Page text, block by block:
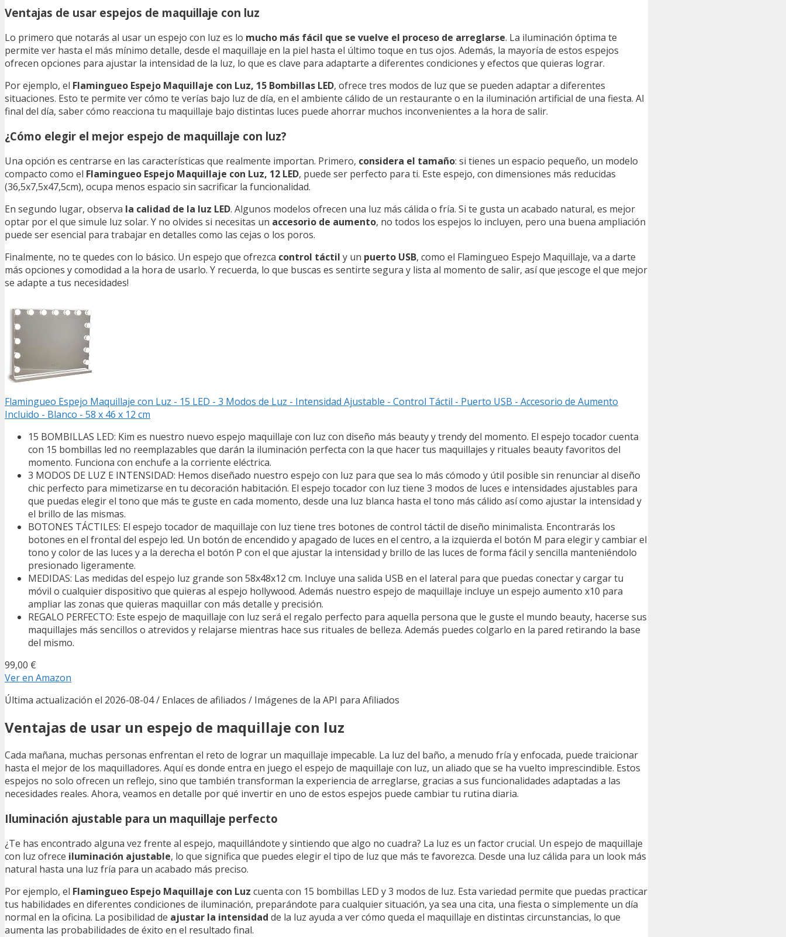
Ventajas de usar espejos de maquillaje con luz
Lo primero que notarás al usar un espejo con luz es lo mucho más fácil que se vuelve el proceso de arreglarse. La iluminación óptima te
permite ver hasta el más mínimo detalle, desde el maquillaje en la piel hasta el último toque en tus ojos. Además, la mayoría de estos espejos
ofrecen opciones para ajustar la intensidad de la luz, lo que es clave para adaptarte a diferentes condiciones y efectos que quieras lograr.
Por ejemplo, el Flamingueo Espejo Maquillaje con Luz, 15 Bombillas LED, ofrece tres modos de luz que se pueden adaptar a diferentes
situaciones. Esto te permite ver cómo te verías bajo luz de día, en el ambiente cálido de un restaurante o en la iluminación artificial de una fiesta. Al
final del día, saber cómo reacciona tu maquillaje bajo distintas luces puede ahorrar muchos inconvenientes a la hora de salir.
¿Cómo elegir el mejor espejo de maquillaje con luz?
Una opción es centrarse en las características que realmente importan. Primero, considera el tamaño: si tienes un espacio pequeño, un modelo
compacto como el Flamingueo Espejo Maquillaje con Luz, 12 LED, puede ser perfecto para ti. Este espejo, con dimensiones más reducidas
(36,5x7,5x47,5cm), ocupa menos espacio sin sacrificar la funcionalidad.
En segundo lugar, observa la calidad de la luz LED. Algunos modelos ofrecen una luz más cálida o fría. Si te gusta un acabado natural, es mejor
optar por el que simule luz solar. Y no olvides si necesitas un accesorio de aumento, no todos los espejos lo incluyen, pero una buena ampliación
puede ser esencial para trabajar en detalles como las cejas o los poros.
Finalmente, no te quedes con lo básico. Un espejo que ofrezca control táctil y un puerto USB, como el Flamingueo Espejo Maquillaje, va a darte
más opciones y comodidad a la hora de usarlo. Y recuerda, lo que buscas es sentirte segura y lista al momento de salir, así que ¡escoge el que mejor
se adapte a tus necesidades!
Flamingueo Espejo Maquillaje con Luz - 15 LED - 3 Modos de Luz - Intensidad Ajustable - Control Táctil - Puerto USB - Accesorio de Aumento
Incluido - Blanco - 58 x 46 x 12 cm
15 BOMBILLAS LED: Kim es nuestro nuevo espejo maquillaje con luz con diseño más beauty y trendy del momento. El espejo tocador cuenta
con 15 bombillas led no reemplazables que darán la iluminación perfecta con la que hacer tus maquillajes y rituales beauty favoritos del
momento. Funciona con enchufe a la corriente eléctrica.
3 MODOS DE LUZ E INTENSIDAD: Hemos diseñado nuestro espejo con luz para que sea lo más cómodo y útil posible sin renunciar al diseño
chic perfecto para mimetizarse en tu decoración habitación. El espejo tocador con luz tiene 3 modos de luces e intensidades ajustables para
que puedas elegir el tono que más te guste en cada momento, desde una luz blanca hasta el tono más cálido así como ajustar la intensidad y
el brillo de las mismas.
BOTONES TÁCTILES: El espejo tocador de maquillaje con luz tiene tres botones de control táctil de diseño minimalista. Encontrarás los
botones en el frontal del espejo led. Un botón de encendido y apagado de luces en el centro, a la izquierda el botón M para elegir y cambiar el
tono y color de las luces y a la derecha el botón P con el que ajustar la intensidad y brillo de las luces de forma fácil y sencilla manteniéndolo
presionado ligeramente.
MEDIDAS: Las medidas del espejo luz grande son 58x48x12 cm. Incluye una salida USB en el lateral para que puedas conectar y cargar tu
móvil o cualquier dispositivo que quieras al espejo hollywood. Además nuestro espejo de maquillaje incluye un espejo aumento x10 para
ampliar las zonas que quieras maquillar con más detalle y precisión.
REGALO PERFECTO: Este espejo de maquillaje con luz será el regalo perfecto para aquella persona que le guste el mundo beauty, hacerse sus
maquillajes más sencillos o atrevidos y relajarse mientras hace sus rituales de belleza. Además puedes colgarlo en la pared retirando la base
del mismo.
99,00 €
Ver en Amazon
Última actualización el 2026-08-04 / Enlaces de afiliados / Imágenes de la API para Afiliados
Ventajas de usar un espejo de maquillaje con luz
Cada mañana, muchas personas enfrentan el reto de lograr un maquillaje impecable. La luz del baño, a menudo fría y enfocada, puede traicionar
hasta el mejor de los maquilladores. Aquí es donde entra en juego el espejo de maquillaje con luz, un aliado que se ha vuelto imprescindible. Estos
espejos no solo ofrecen un reflejo, sino que también transforman la experiencia de arreglarse, gracias a sus funcionalidades adaptadas a las
necesidades reales. Ahora, veamos en detalle por qué invertir en uno de estos espejos puede cambiar tu rutina diaria.
Iluminación ajustable para un maquillaje perfecto
¿Te has encontrado alguna vez frente al espejo, maquillándote y sintiendo que algo no cuadra? La luz es un factor crucial. Un espejo de maquillaje
con luz ofrece iluminación ajustable, lo que significa que puedes elegir el tipo de luz que más te favorezca. Desde una luz cálida para un look más
natural hasta una luz fría para un acabado más preciso.
Por ejemplo, el Flamingueo Espejo Maquillaje con Luz cuenta con 15 bombillas LED y 3 modos de luz. Esta variedad permite que puedas practicar
tus habilidades en diferentes condiciones de iluminación, preparándote para cualquier situación, ya sea una cita, una fiesta o simplemente un día
normal en la oficina. La posibilidad de ajustar la intensidad de la luz ayuda a ver cómo queda el maquillaje en distintas circunstancias, lo que
aumenta las probabilidades de éxito en el resultado final.